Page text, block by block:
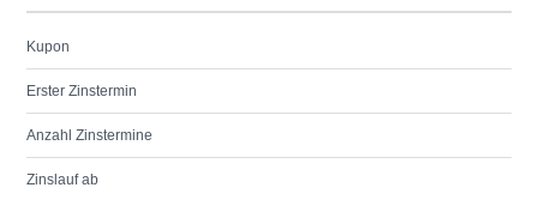
Kupon
Erster Zinstermin
Anzahl Zinstermine
Zinslauf ab